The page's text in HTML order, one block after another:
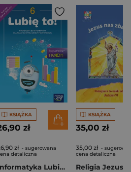
KSIĄŻKA
zł
zł - sugerowana
detaliczna
Informatyka Lubię to! podręcznik dla klasy 6 szkoły podstawowej EDYCJA 2025-2027
KSIĄŻKA
35,00 zł
35,00 zł -
cena detaliczna